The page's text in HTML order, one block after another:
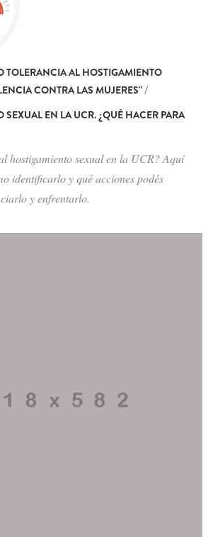
TOLERANCIA AL HOSTIGAMIENTO
CONTRA LAS MUJERES" /
SEXUAL EN LA UCR. ¿QUÉ HACER PARA
hostigamiento sexual en la UCR? Aquí
identificarlo y qué acciones podés
y enfrentarlo.